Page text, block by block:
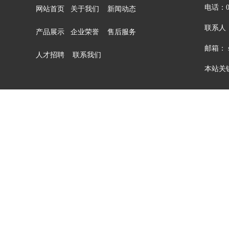
网站首页 关于我们 新闻动态
产品展示 企业荣誉 售后服务
人才招聘 联系我们
电话：
联系人
邮箱：
本站关